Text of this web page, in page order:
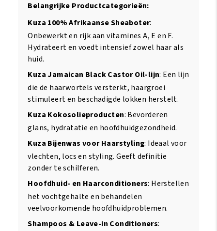
Belangrijke Productcategorieën:
Kuza 100% Afrikaanse Sheaboter:
Onbewerkt en rijk aan vitamines A, E en F.
Hydrateert en voedt intensief zowel haar als
huid.
Kuza Jamaican Black Castor Oil-lijn: Een lijn
die de haarwortels versterkt, haargroei
stimuleert en beschadigde lokken herstelt.
Kuza Kokosolieproducten: Bevorderen
glans, hydratatie en hoofdhuidgezondheid.
Kuza Bijenwas voor Haarstyling: Ideaal voor
vlechten, locs en styling. Geeft definitie
zonder te schilferen.
Hoofdhuid- en Haarconditioners: Herstellen
het vochtgehalte en behandelen
veelvoorkomende hoofdhuidproblemen.
Shampoos & Leave-in Conditioners: